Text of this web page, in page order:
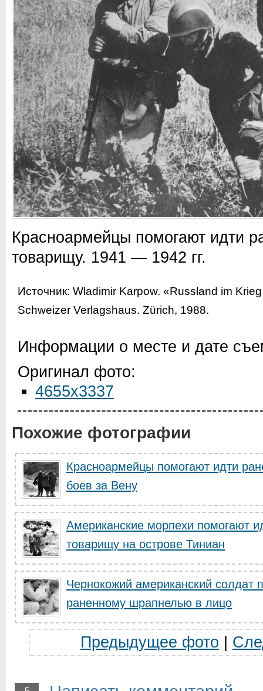
Красноармейцы помогают идти
товарищу. 1941 — 1942 гг.
Источник: Wladimir Karpow. «Russland im
Schweizer Verlagshaus. Zürich, 1988.
Информации о месте и дате
Оригинал фото:
4655x3337
Похожие фотографии
Красноармейцы помогают идти
боев за Вену
Американские морпехи помогают
товарищу на острове Тиниан
Чернокожий американский солдат
раненному шрапнелью в лицо
Предыдущее фото